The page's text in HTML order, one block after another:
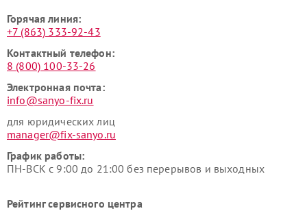
Горячая линия:
+7 (863) 333-92-43
Контактный телефон:
8 (800) 100-33-26
Электронная почта:
info@sanyo-fix.ru
для юридических лиц
manager@fix-sanyo.ru
График работы:
ПН-ВСК с 9:00 до 21:00 без перерывов и выходных
Рейтинг сервисного центра